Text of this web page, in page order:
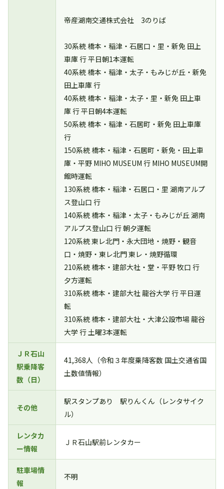
帝産湖南交通株式会社 3のりば
30系統 橋本・稲津・石居口・里・新免 田上
車庫 行 平日朝1本運転
40系統 橋本・稲津・太子・もみじが丘・新免
田上車庫 行
40系統 橋本・稲津・太子・里・新免 田上車
庫 行 平日朝4本運転
50系統 橋本・稲津・石居町・新免 田上車庫
行
150系統 橋本・稲津・石居町・新免・田上車
庫・平野 MIHO MUSEUM 行 MIHO MUSEUM開
館時運転
130系統 橋本・稲津・石居口・里 湖南アルプ
ス登山口 行
140系統 橋本・稲津・太子・もみじが丘 湖南
アルプス登山口 行 朝夕運転
120系統 東レ北門・永大団地・焼野・観音
口・焼野・東レ北門 東レ・焼野循環
210系統 橋本・建部大社・堂・平野 牧口 行
夕方運転
310系統 橋本・建部大社 龍谷大学 行 平日運
転
310系統 橋本・建部大社・大津公設市場 龍谷
大学 行 土曜3本運転
ＪＲ石山
駅乗降客
数（日）
41,368人（令和３年度乗降客数 国土交通省国
土数値情報）
その他
駅スタンプあり 駅りんくん（レンタサイク
ル）
レンタカ
ー情報
ＪＲ石山駅前レンタカー
駐車場情
報
不明